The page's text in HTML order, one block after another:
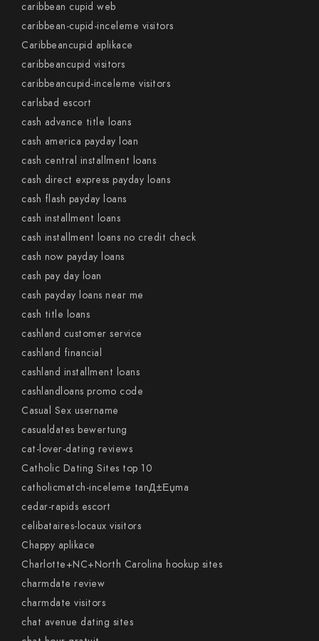
caribbean cupid web
caribbean-cupid-inceleme visitors
Caribbeancupid aplikace
caribbeancupid visitors
caribbeancupid-inceleme visitors
carlsbad escort
cash advance title loans
cash america payday loan
cash central installment loans
cash direct express payday loans
cash flash payday loans
cash installment loans
cash installment loans no credit check
cash now payday loans
cash pay day loan
cash payday loans near me
cash title loans
cashland customer service
cashland financial
cashland installment loans
cashlandloans promo code
Casual Sex username
casualdates bewertung
cat-lover-dating reviews
Catholic Dating Sites top 10
catholicmatch-inceleme tanД±Еџma
cedar-rapids escort
celibataires-locaux visitors
Chappy aplikace
Charlotte+NC+North Carolina hookup sites
charmdate review
charmdate visitors
chat avenue dating sites